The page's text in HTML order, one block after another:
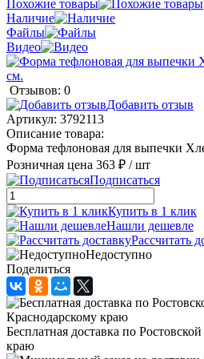
Похожие товары
Наличие
Файлы
Видео
Отзывов: 0
Добавить отзыв
Артикул: 3792113
Описание товара:
Форма тефлоновая для выпечки
Розничная цена 363 ₽ / шт
Подписаться
Купить в 1 клик
Нашли дешевле
Рассчитать
Недоступно
Поделиться
Бесплатная доставка по
краю